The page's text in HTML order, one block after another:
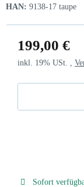
HAN: 9138-17 taupe
199,00 €
inkl. 19% USt. ,
Sofort